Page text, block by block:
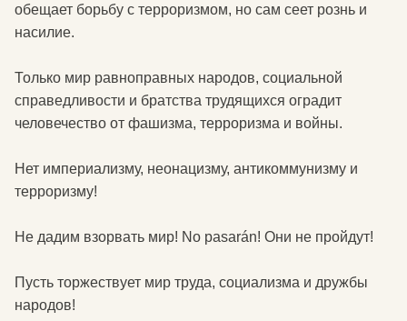
обещает борьбу с терроризмом, но сам сеет рознь и
насилие.
Только мир равноправных народов, социальной
справедливости и братства трудящихся оградит
человечество от фашизма, терроризма и войны.
Нет империализму, неонацизму, антикоммунизму и
терроризму!
Не дадим взорвать мир! No pasarán! Они не пройдут!
Пусть торжествует мир труда, социализма и дружбы
народов!